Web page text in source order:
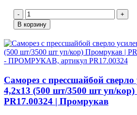
-
+
В корзину
Саморез с прессшайбой
4,2х13 (500 шт/3500 шт уп/
PR17.00324 | Промрукав